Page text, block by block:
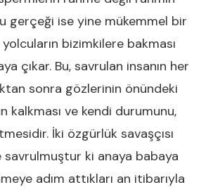
gerçeği ise yine mükemmel bir
bizimkilere bakması
çıkar. Bu, savrulan insanın her
sonra gözlerinin önündeki
kalkması ve kendi durumunu,
İki özgürlük savaşçısı
savrulmuştur ki anaya babaya
adım attıkları an itibarıyla